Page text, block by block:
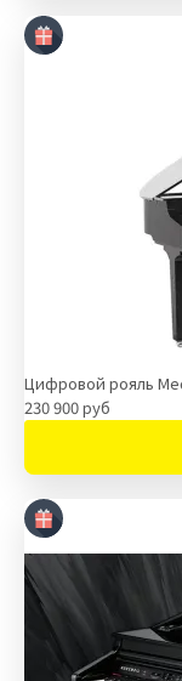
Цифровой рояль
230 900 руб